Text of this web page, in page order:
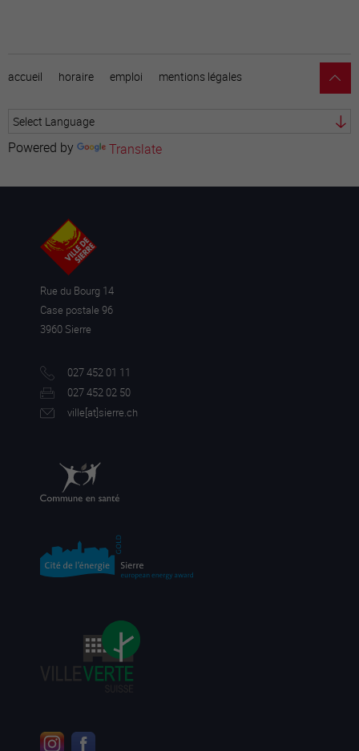
accueil horaire emploi mentions légales
Powered by Translate
Rue du Bourg 14
Case postale 96
3960 Sierre
027 452 01 11
027 452 02 50
ville[at]sierre.ch